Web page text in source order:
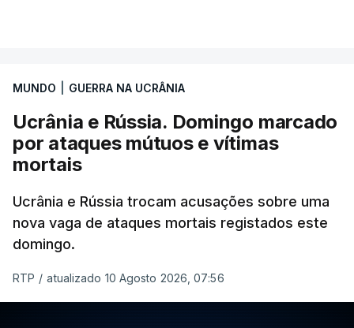
Apesar dessa limitação, a campanha de verão já
provocou danos significativos, atingindo pontes
ferroviárias, depósitos de combustível e
infraestruturas elétricas para cortar linhas de
medida que os drones avançam.
Segundo Brovdi, as suas forças dispõem apenas
de 14% da capacidade necessária para executar a
MUNDO GUERRA NA UCRÂNIA
Ucrânia e Rússia. Domingo marcado
por ataques mútuos e vítimas
mortais
Ucrânia e Rússia trocam acusações sobre uma
nova vaga de ataques mortais registados este
domingo.
RTP / atualizado 10 Agosto 2026, 07:56